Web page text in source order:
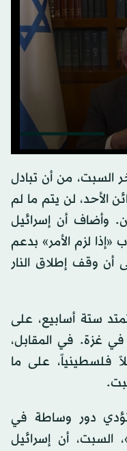
السبت، من أن تبادل
الأحد، لن يتم ما لم
وأضاف أن إسرائيل
لزم الأمر» بدعم
أن وقف إطلاق النار
ستة أسابيع، على
في غزة. في المقابل،
عن 737 معتقلاً فلسطينياً، على ما
دور وساطة في
السبت، أن إسرائيل